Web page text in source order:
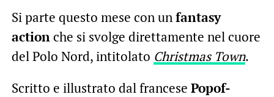
Si parte questo mese con unfantasy
actionche si svolge direttamente nel cuore
del Polo Nord, intitolato Christmas Town.
Scritto e illustrato dal francese Popof-